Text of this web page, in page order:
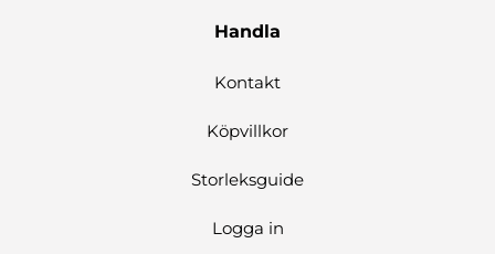
Handla
Kontakt
Köpvillkor
Storleksguide
Logga in